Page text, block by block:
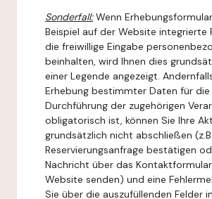
Sonderfall:Wenn
Beispiel auf der Website integrierte
die freiwillige Eingabe
beinhalten, wird Ihnen dies
einer Legende angezeigt.
Erhebung bestimmter Daten für die
Durchführung der zugehörigen
obligatorisch ist, können Sie Ihre
grundsätzlich nicht abschließen
Reservierungsanfrage bestätigen
Nachricht über das
Website senden) und eine
Sie über die auszufüllenden Felder